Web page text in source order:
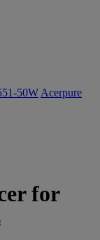
50W Acerpure
for